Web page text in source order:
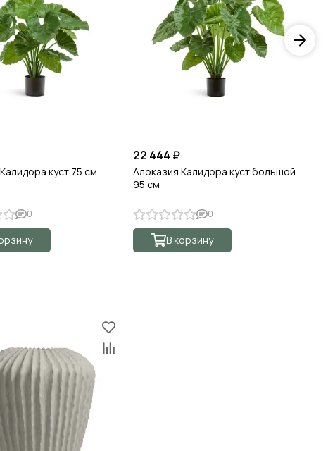
куст 75 см
0
22 444 ₽
Алоказия Калидора куст большой
95 см
0
В корзину